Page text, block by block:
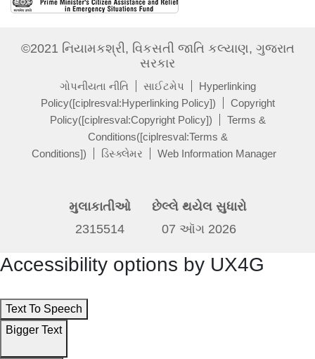
©2021 નિયામકશ્રી, વિકસતી જાતિ કલ્યાણ, ગુજરાત
સરકાર
ગોપનીયતા નીતિ સાઈટમેપ
Hyperlinking
Policy([ciplresval:Hyperlinking Policy])
Copyright
Policy([ciplresval:Copyright Policy])
Terms &
Conditions([ciplresval:Terms &
Conditions])
ડિસ્ક્લેમર Web Information Manager
મુલાકાતીઓ
2315514
છેલ્લે થયેલ સુધારો
07 ઑગ 2026
Accessibility options by UX4G
Text To Speech
Bigger Text